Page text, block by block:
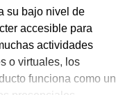
frío para el
comunitaria,
142 y agotó
su bajo nivel de
accesible para
actividades
o virtuales, los
funciona como un